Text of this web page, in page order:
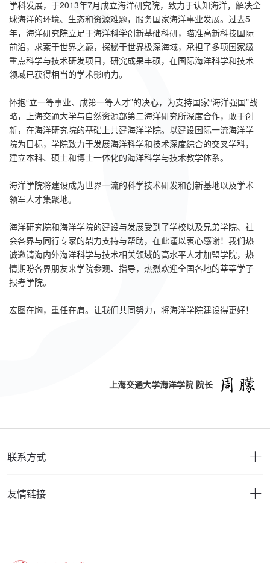
学科发展，于2013年7月成立海洋研究院，致力于认知海洋，解决全
球海洋的环境、生态和资源难题，服务国家海洋事业发展。过去5
年，海洋研究院立足于海洋科学创新基础科研，瞄准高新科技国际
前沿，求索于世界之巅，探秘于世界极深海域，承担了多项国家级
重点科学与技术研发项目，研究成果丰硕，在国际海洋科学和技术
领域已获得相当的学术影响力。
怀抱“立一等事业、成第一等人才”的决心，为支持国家“海洋强国”战
略，上海交通大学与自然资源部第二海洋研究所深度合作，敢于创
新，在海洋研究院的基础上共建海洋学院。以建设国际一流海洋学
院为目标，学院致力于发展海洋科学和技术深度综合的交叉学科，
建立本科、硕士和博士一体化的海洋科学与技术教学体系。
海洋学院将建设成为世界一流的科学技术研发和创新基地以及学术
领军人才集聚地。
海洋研究院和海洋学院的建设与发展受到了学校以及兄弟学院、社
会各界与同行专家的鼎力支持与帮助，在此谨以衷心感谢！我们热
诚邀请海内外海洋科学与技术相关领域的高水平人才加盟学院，热
情期盼各界朋友来学院参观、指导，热烈欢迎全国各地的莘莘学子
报考学院。
宏图在胸，重任在肩。让我们共同努力，将海洋学院建设得更好！
上海交通大学海洋学院 院长
友情链接
联系方式